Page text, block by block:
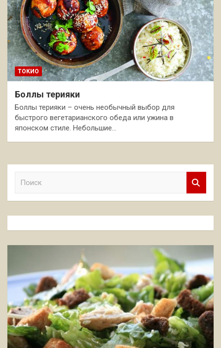
ТОКИО
Боллы терияки
Боллы терияки – очень необычный выбор для
быстрого вегетарианского обеда или ужина в
японском стиле. Небольшие…
к